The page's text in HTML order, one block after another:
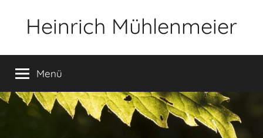
Heinrich Mühlenmeier
Glauben,
Umwelt,
Fotografie,
Menü